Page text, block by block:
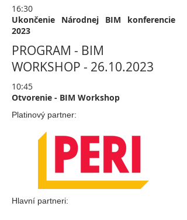
16:30
Ukončenie Národnej BIM konferencie
2023
PROGRAM - BIM
WORKSHOP - 26.10.2023
10:45
Otvorenie - BIM Workshop
Platinový partner:
Hlavní partneri: